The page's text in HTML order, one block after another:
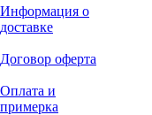
Информация о
доставке
Договор оферта
Оплата и
примерка